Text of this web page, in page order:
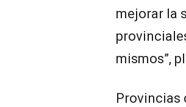
mejorar la
mismos”,
Provincias